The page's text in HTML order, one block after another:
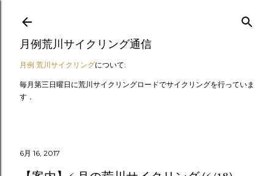
スキップしてメイン コンテンツに移動
月例荒川サイクリング通信
月例 荒川サイクリングについて:
毎月第三日曜日に荒川サイクリングロードでサイクリングを行っていま
す．
6月 16, 2017